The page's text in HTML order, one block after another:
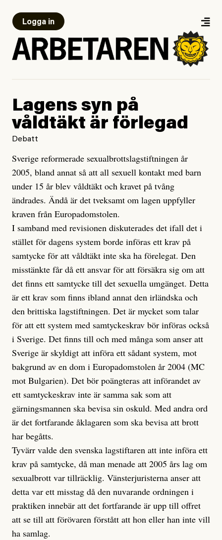
Logga in
Lagens syn på
våldtäkt är förlegad
Debatt
Sverige reformerade sexualbrottslagstiftningen år
2005, bland annat så att all sexuell kontakt med barn
under 15 år blev våldtäkt och kravet på tvång
ändrades. Ändå är det tveksamt om lagen uppfyller
kraven från Europadomstolen.
I samband med revisionen diskuterades det ifall det i
stället för dagens system borde införas ett krav på
samtycke för att våldtäkt inte ska ha förelegat. Den
misstänkte får då ett ansvar för att försäkra sig om att
det finns ett samtycke till det sexuella umgänget. Detta
är ett krav som finns ibland annat den irländska och
den brittiska lagstiftningen. Det är mycket som talar
för att ett system med samtyckeskrav bör införas också
i Sverige. Det finns till och med många som anser att
Sverige är skyldigt att införa ett sådant system, mot
bakgrund av en dom i Europadomstolen år 2004 (MC
mot Bulgarien). Det bör poängteras att införandet av
ett samtyckeskrav inte är samma sak som att
gärningsmannen ska bevisa sin oskuld. Med andra ord
är det fortfarande åklagaren som ska bevisa att brott
har begåtts.
Tyvärr valde den svenska lagstiftaren att inte införa ett
krav på samtycke, då man menade att 2005 års lag om
sexualbrott var tillräcklig. Vänsterjuristerna anser att
detta var ett misstag då den nuvarande ordningen i
praktiken innebär att det fortfarande är upp till offret
att se till att förövaren förstått att hon eller han inte vill
ha samlag.